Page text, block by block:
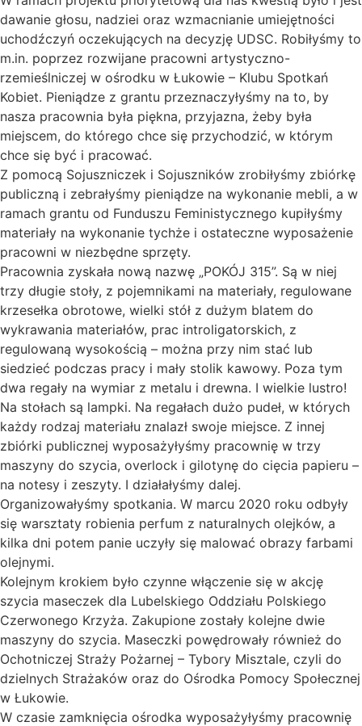
dawanie głosu, nadziei oraz wzmacnianie umiejętności
uchodźczyń oczekujących na decyzję UDSC. Robiłyśmy to
m.in. poprzez rozwijane pracowni artystyczno-
rzemieślniczej w ośrodku w Łukowie – Klubu Spotkań
Kobiet. Pieniądze z grantu przeznaczyłyśmy na to, by
nasza pracownia była piękna, przyjazna, żeby była
miejscem, do którego chce się przychodzić, w którym
chce się być i pracować.
Z pomocą Sojuszniczek i Sojuszników zrobiłyśmy zbiórkę
publiczną i zebrałyśmy pieniądze na wykonanie mebli, a w
ramach grantu od Funduszu Feministycznego kupiłyśmy
materiały na wykonanie tychże i ostateczne wyposażenie
pracowni w niezbędne sprzęty.
Pracownia zyskała nową nazwę „POKÓJ 315”. Są w niej
trzy długie stoły, z pojemnikami na materiały, regulowane
krzesełka obrotowe, wielki stół z dużym blatem do
wykrawania materiałów, prac introligatorskich, z
regulowaną wysokością – można przy nim stać lub
siedzieć podczas pracy i mały stolik kawowy. Poza tym
dwa regały na wymiar z metalu i drewna. I wielkie lustro!
Na stołach są lampki. Na regałach dużo pudeł, w których
każdy rodzaj materiału znalazł swoje miejsce. Z innej
zbiórki publicznej wyposażyłyśmy pracownię w trzy
maszyny do szycia, overlock i gilotynę do cięcia papieru –
na notesy i zeszyty. I działałyśmy dalej.
Organizowałyśmy spotkania. W marcu 2020 roku odbyły
się warsztaty robienia perfum z naturalnych olejków, a
kilka dni potem panie uczyły się malować obrazy farbami
olejnymi.
Kolejnym krokiem było czynne włączenie się w akcję
szycia maseczek dla Lubelskiego Oddziału Polskiego
Czerwonego Krzyża. Zakupione zostały kolejne dwie
maszyny do szycia. Maseczki powędrowały również do
Ochotniczej Straży Pożarnej – Tybory Misztale, czyli do
dzielnych Strażaków oraz do Ośrodka Pomocy Społecznej
w Łukowie.
W czasie zamknięcia ośrodka wyposażyłyśmy pracownię